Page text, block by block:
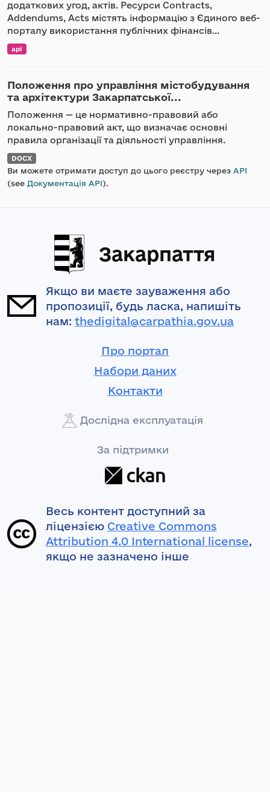
додаткових угод, актів. Ресурси Contracts,
Addendums, Acts містять інформацію з Єдиного веб-
порталу використання публічних фінансів...
api
Положення про управління містобудування
та архітектури Закарпатської...
Положення — це нормативно-правовий або
локально-правовий акт, що визначає основні
правила організації та діяльності управління.
DOCX
Ви можете отримати доступ до цього реєстру через API
(see Документація API).
Закарпаття
Якщо ви маєте зауваження або
пропозиції, будь ласка, напишіть
нам: thedigital@carpathia.gov.ua
Про портал
Набори даних
Контакти
Дослідна експлуатація
За підтримки
Весь контент доступний за
ліцензією Creative Commons
Attribution 4.0 International license,
якщо не зазначено інше